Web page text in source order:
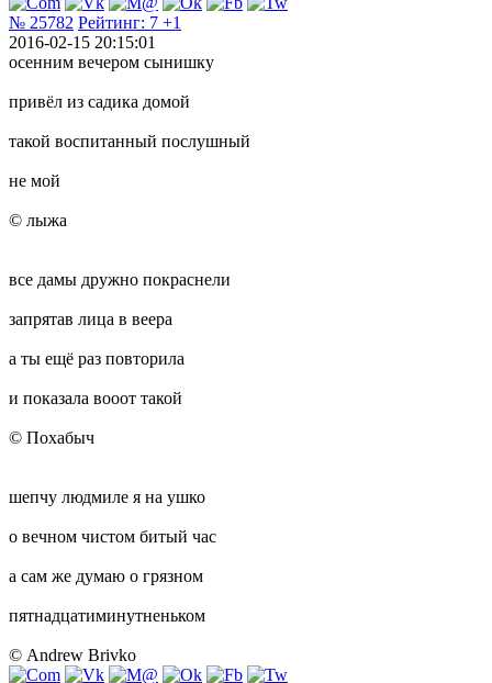
№ 25782 Рейтинг: 7 +1
2016-02-15 20:15:01
осенним вечером сынишку
привёл из садика домой
такой воспитанный послушный
не мой
© лыжа
все дамы дружно покраснели
запрятав лица в веера
а ты ещё раз повторила
и показала вооот такой
© Похабыч
шепчу людмиле я на ушко
о вечном чистом битый час
а сам же думаю о грязном
пятнадцатиминутненьком
© Andrew Brivko